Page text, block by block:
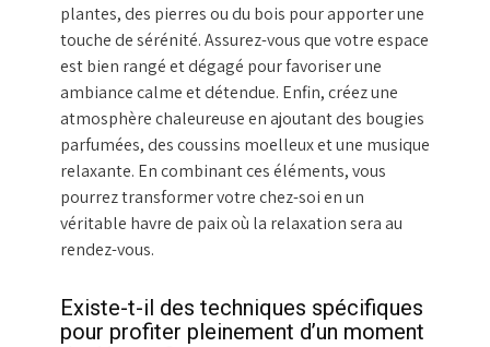
plantes, des pierres ou du bois pour apporter une
touche de sérénité. Assurez-vous que votre espace
est bien rangé et dégagé pour favoriser une
ambiance calme et détendue. Enfin, créez une
atmosphère chaleureuse en ajoutant des bougies
parfumées, des coussins moelleux et une musique
relaxante. En combinant ces éléments, vous
pourrez transformer votre chez-soi en un
véritable havre de paix où la relaxation sera au
rendez-vous.
Existe-t-il des techniques spécifiques
pour profiter pleinement d’un moment